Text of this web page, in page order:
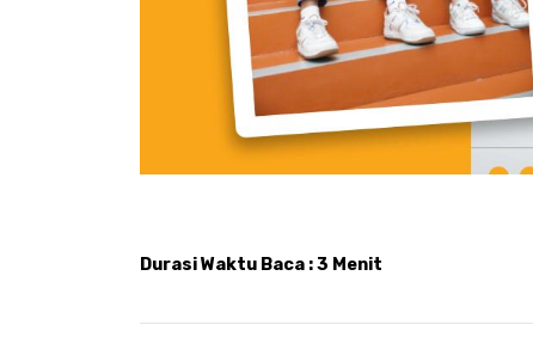
Durasi Waktu Baca : 3 Menit